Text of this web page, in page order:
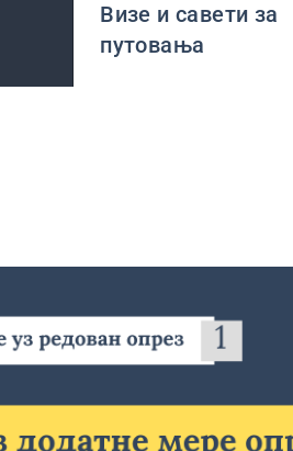
Визе и савети за
путовања